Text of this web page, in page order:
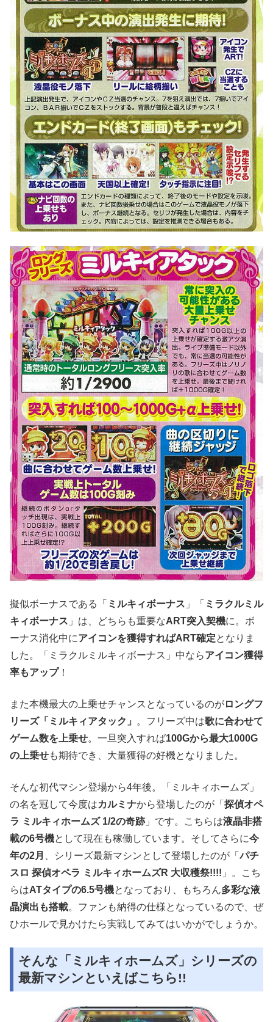
擬似ボーナスである「 ミルキィボーナス 」「 ミラクルミル
キィボーナス 」は、どちらも重要なART突入契機に。ボ
ーナス消化中にアイコンを獲得すればART確定となりま
した。「ミラクルミルキィボーナス」中ならアイコン獲得
率もアップ！
また本機最大の上乗せチャンスとなっているのがロングフ
リーズ「ミルキィアタック」
。フリーズ中は歌に合わせて
ゲーム数を上乗せ。一旦突入すれば100Gから最大1000G
の上乗せも期待でき、大量獲得の好機となりました。
そんな初代マシン登場から4年後。「ミルキィホームズ」
の名を冠して今度はカルミナから登場したのが「 探偵オペ
ラ ミルキィホームズ 1/2の奇跡」です。こちらは液晶非搭
載の6号機として現在も稼働しています。そしてさらに今
年の2月
、シリーズ最新マシンとして登場したのが「パチ
スロ 探偵オペラ ミルキィホームズR 大収穫祭!!!! 」。こち
らはATタイプの6.5号機となっており、もちろん多彩な液
晶演出も搭載。ファンも納得の仕様となっているので、ぜ
ひホールで見かけたら実戦してみてはいかがでしょうか。
そんな「ミルキィホームズ」シリーズの
最新マシンといえばこちら!!